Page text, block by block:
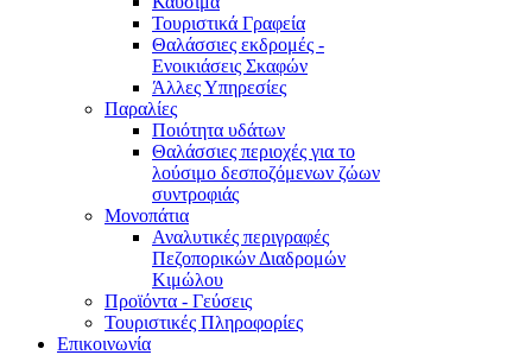
Τουριστικά Γραφεία
Θαλάσσιες εκδρομές -
Ενοικιάσεις Σκαφών
Άλλες Υπηρεσίες
Παραλίες
Ποιότητα υδάτων
Θαλάσσιες περιοχές για το
λούσιμο δεσποζόμενων ζώων
συντροφιάς
Μονοπάτια
Αναλυτικές περιγραφές
Πεζοπορικών Διαδρομών
Κιμώλου
Προϊόντα - Γεύσεις
Τουριστικές Πληροφορίες
Επικοινωνία